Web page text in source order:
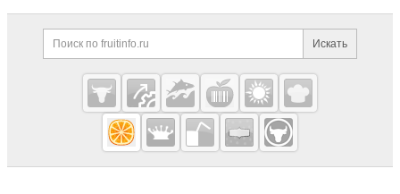
Дополнительная информация
Поиск по сайту и
Искать
Cсылки на полезные проекты
Fruitinfo.ru
— рынок